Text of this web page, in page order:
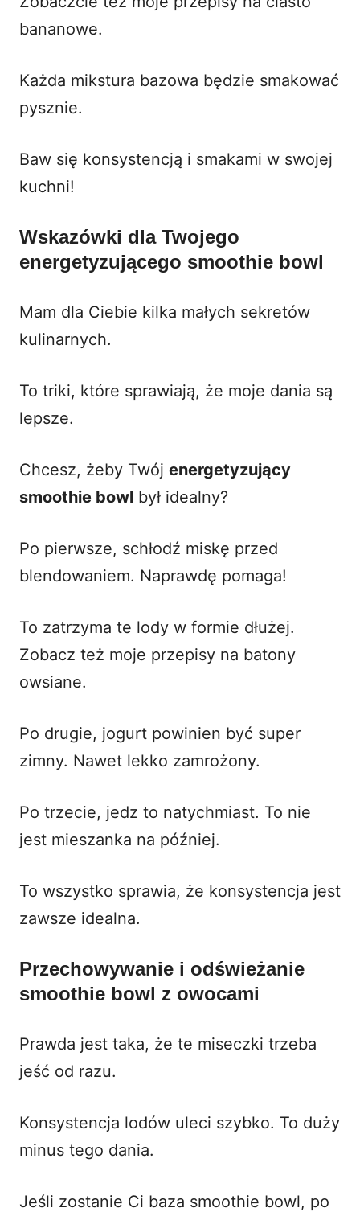
bananowe.
Każda mikstura bazowa będzie smakować
pysznie.
Baw się konsystencją i smakami w swojej
kuchni!
Wskazówki dla Twojego
energetyzującego smoothie bowl
Mam dla Ciebie kilka małych sekretów
kulinarnych.
To triki, które sprawiają, że moje dania są
lepsze.
Chcesz, żeby Twój energetyzujący
smoothie bowl był idealny?
Po pierwsze, schłodź miskę przed
blendowaniem. Naprawdę pomaga!
To zatrzyma te lody w formie dłużej.
Zobacz też moje przepisy na batony
owsiane.
Po drugie, jogurt powinien być super
zimny. Nawet lekko zamrożony.
Po trzecie, jedz to natychmiast. To nie
jest mieszanka na później.
To wszystko sprawia, że konsystencja jest
zawsze idealna.
Przechowywanie i odświeżanie
smoothie bowl z owocami
Prawda jest taka, że te miseczki trzeba
jeść od razu.
Konsystencja lodów uleci szybko. To duży
minus tego dania.
Jeśli zostanie Ci baza smoothie bowl, po